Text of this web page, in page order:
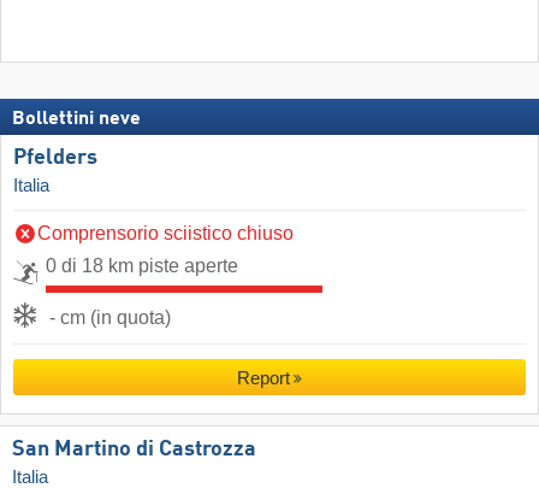
Bollettini neve
Pfelders
Italia
Comprensorio sciistico chiuso
0 di 18 km piste aperte
- cm (in quota)
Report
San Martino di Castrozza
Italia